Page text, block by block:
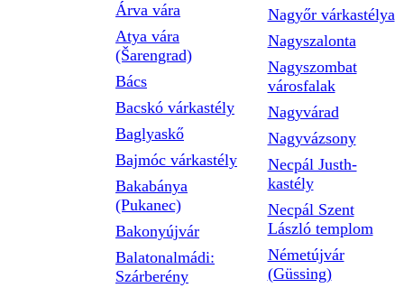
Árva vára
Atya vára
(Šarengrad)
Bács
Bacskó várkastély
Baglyaskő
Bajmóc várkastély
Bakabánya
(Pukanec)
Bakonyújvár
Balatonalmádi:
Szárberény
Nagyőr várkastélya
Nagyszalonta
Nagyszombat
városfalak
Nagyvárad
Nagyvázsony
Necpál Justh-
kastély
Necpál Szent
László templom
Németújvár
(Güssing)